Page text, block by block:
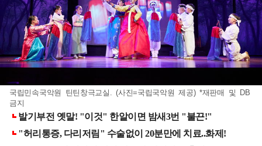
국립민속국악원 틴틴창극교실. (사진=국립국악원 제공) *재판매 및 DB
금지